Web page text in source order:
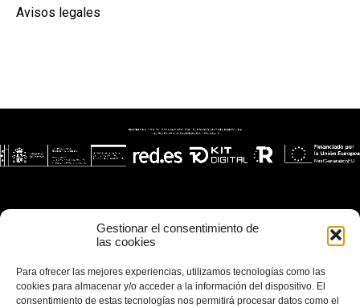
Gestionar el consentimiento de
las cookies
Para ofrecer las mejores experiencias, utilizamos tecnologías como las
cookies para almacenar y/o acceder a la información del dispositivo. El
consentimiento de estas tecnologías nos permitirá procesar datos como el
Avisos legales